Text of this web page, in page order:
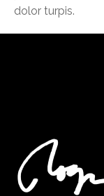
dolor turpis.